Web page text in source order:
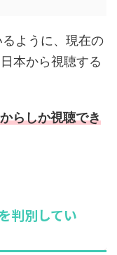
ように、現在の
本から視聴する
らしか視聴でき
判別してい